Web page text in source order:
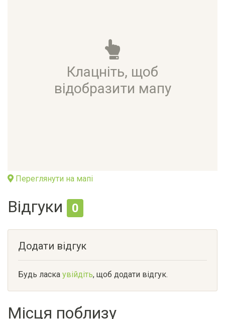
Клацніть, щоб
відобразити мапу
Переглянути на мапі
Відгуки 0
Додати відгук
Будь ласка увійдіть, щоб додати відгук.
Місця поблизу